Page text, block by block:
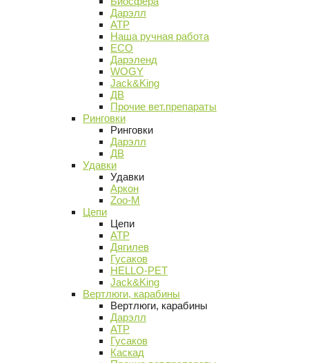
Дарэлл
АТР
Наша ручная работа
ECO
Дарэленд
WOGY
Jack&King
ДВ
Прочие вет.препараты
Ринговки
Ринговки
Дарэлл
ДВ
Удавки
Удавки
Аркон
Zoo-M
Цепи
Цепи
АТР
Дягилев
Гусаков
HELLO-PET
Jack&King
Вертлюги, карабины
Вертлюги, карабины
Дарэлл
АТР
Гусаков
Каскад